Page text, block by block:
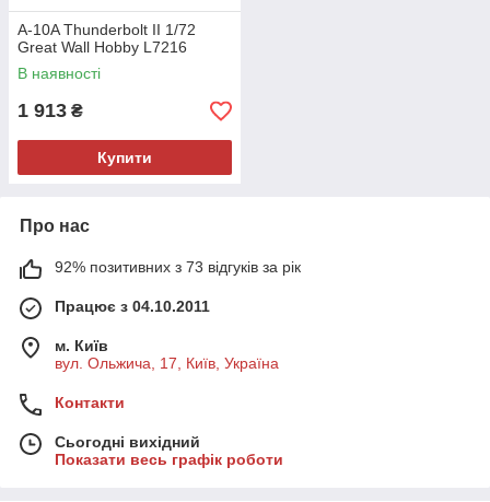
A-10A Thunderbolt II 1/72
Great Wall Hobby L7216
В наявності
1 913 ₴
Купити
Про нас
92% позитивних з 73 відгуків за рік
Працює з 04.10.2011
м. Київ
вул. Ольжича, 17, Київ, Україна
Контакти
Сьогодні вихідний
Показати весь графік роботи